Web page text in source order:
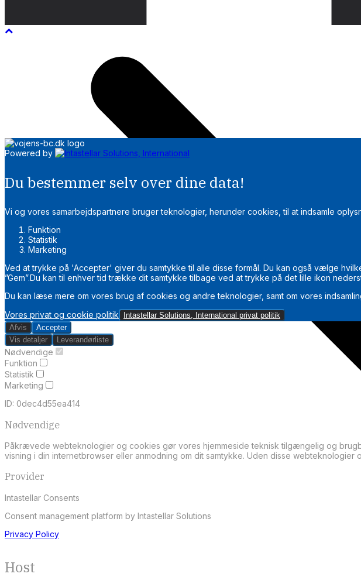
TILMELDING
HOLD
Powered by
Du bestemmer selv over dine data!
Vi og vores samarbejdspartnere bruger teknologier, herunder cookies, til at indsamle
Funktion
Statistik
Marketing
Ved at trykke på 'Accepter' giver du samtykke til alle disse formål. Du kan også vælge
”Gem”.Du kan til enhver tid trække dit samtykke tilbage ved at trykke på det lille ikon
Du kan læse mere om vores brug af cookies og andre teknologier, samt om vores
Vores privat og cookie politik
Intastellar Solutions, International privat politik
Afvis
Accepter
Vis detaljer
Leverandørliste
Nødvendige
Funktion
Statistik
Marketing
ID: 0dec4d55ea414
Nødvendige
Påkrævede webteknologier og cookies gør vores hjemmeside teknisk tilgængelig og
visning i din internetbrowser eller anmodning om dit samtykke. Uden disse
Provider
Intastellar Consents
Consent management platform by Intastellar Solutions
Privacy Policy
Host